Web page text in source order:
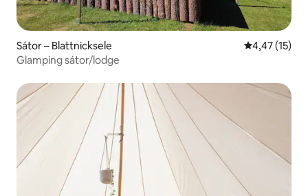
Sátor – Blattnicksele Átlagos
4,47 (15)
Glamping sátor/lodge